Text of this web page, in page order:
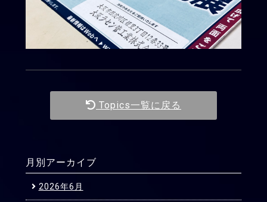
Topics一覧に戻る
月別アーカイブ
2026年6月